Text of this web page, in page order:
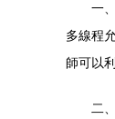
一
多線程
師可以
二